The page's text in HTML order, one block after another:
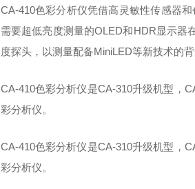
CA-410色彩分析仪凭借高灵敏性传感器
需要超低亮度测量的OLED和HDR显示器
度探头，以测量配备MiniLED等新技术的背
CA-410色彩分析仪是CA-310升级机型，
彩分析仪。
CA-410色彩分析仪是CA-310升级机型，
彩分析仪。